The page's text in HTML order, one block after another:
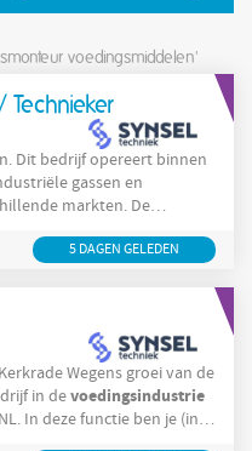
voedingsmiddelen'
Technieker
gassen en
markten. De
ervaren technici en
bedienen en
in Geleen. De nadruk ligt
5 DAGEN GELEDEN
in devoedingsindustrie
NL. In deze functie ben je (in